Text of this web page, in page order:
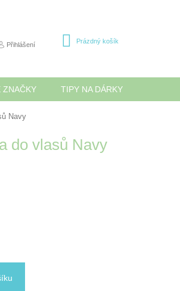
Přihlášení
NÁKUPNÍ
Prázdný košík
ZNAČKY TIPY NA DÁRKY
Navy
do vlasů Navy